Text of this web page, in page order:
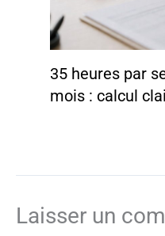
35 heures par
mois : calcul
Laisser un